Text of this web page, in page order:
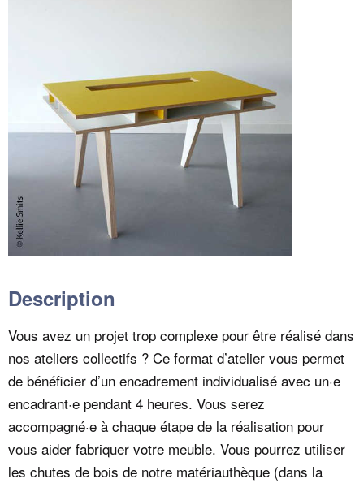
Description
Vous avez un projet trop complexe pour être réalisé dans
nos ateliers collectifs ? Ce format d’atelier vous permet
de bénéficier d’un encadrement individualisé avec un·e
encadrant·e pendant 4 heures. Vous serez
accompagné·e à chaque étape de la réalisation pour
vous aider fabriquer votre meuble. Vous pourrez utiliser
les chutes de bois de notre matériauthèque (dans la